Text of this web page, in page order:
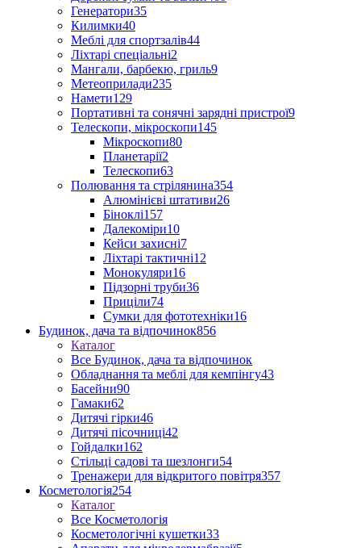
Генератори35
Килимки40
Меблі для спортзалів44
Ліхтарі спеціальні2
Мангали, барбекю, гриль9
Метеоприлади235
Намети129
Портативні та сонячні зарядні пристрої9
Телескопи, мікроскопи145
Мікроскопи80
Планетарії2
Телескопи63
Полювання та стрілянина354
Алюмінієві штативи26
Біноклі157
Далекоміри10
Кейси захисні7
Ліхтарі тактичні12
Монокуляри16
Підзорні труби36
Приціли74
Сумки для фототехніки16
Будинок, дача та відпочинок856
Каталог
Все Будинок, дача та відпочинок
Обладнання та меблі для кемпінгу43
Басейни90
Гамаки62
Дитячі гірки46
Дитячі пісочниці42
Гойдалки162
Стільці садові та шезлонги54
Тренажери для відкритого повітря357
Косметологія254
Каталог
Все Косметологія
Косметологічні кушетки33